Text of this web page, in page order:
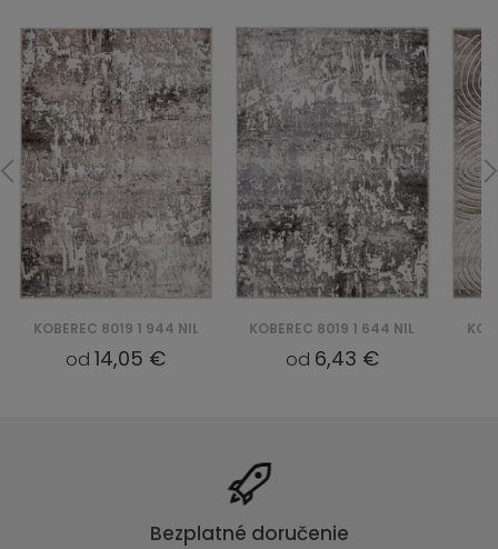
KOBEREC 8019 1 944 NIL
od14,05 €
KOBEREC 8019 1 644 NIL
od 6,43 €
Bezplatné doručenie